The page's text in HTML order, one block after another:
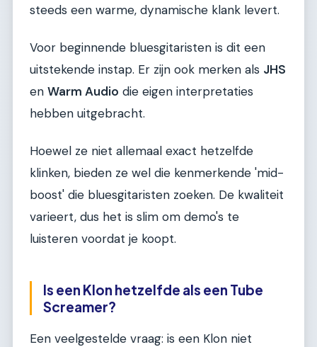
steeds een warme, dynamische klank levert.
Voor beginnende bluesgitaristen is dit een
uitstekende instap. Er zijn ook merken als JHS
en Warm Audio die eigen interpretaties
hebben uitgebracht.
Hoewel ze niet allemaal exact hetzelfde
klinken, bieden ze wel die kenmerkende 'mid-
boost' die bluesgitaristen zoeken. De kwaliteit
varieert, dus het is slim om demo's te
luisteren voordat je koopt.
Is een Klon hetzelfde als een Tube
Screamer?
Een veelgestelde vraag: is een Klon niet